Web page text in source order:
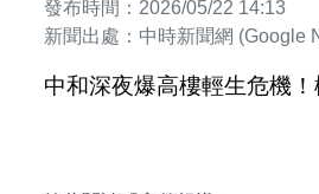
發布時間：2026/05/22 14:13
新聞出處：中時新聞網 (Google
中和深夜爆高樓輕生危機